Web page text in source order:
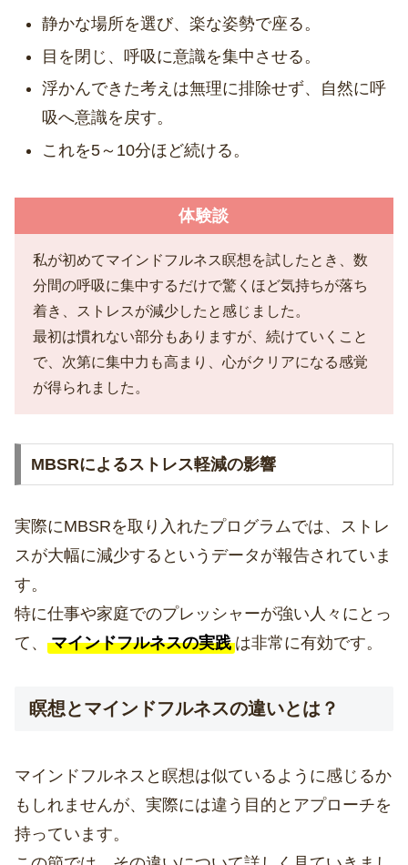
静かな場所を選び、楽な姿勢で座る。
目を閉じ、呼吸に意識を集中させる。
浮かんできた考えは無理に排除せず、自然に呼
吸へ意識を戻す。
これを5～10分ほど続ける。
体験談
私が初めてマインドフルネス瞑想を試したとき、数
分間の呼吸に集中するだけで驚くほど気持ちが落ち
着き、ストレスが減少したと感じました。
最初は慣れない部分もありますが、続けていくこと
で、次第に集中力も高まり、心がクリアになる感覚
が得られました。
MBSRによるストレス軽減の影響
実際にMBSRを取り入れたプログラムでは、ストレ
スが大幅に減少するというデータが報告されていま
す。
特に仕事や家庭でのプレッシャーが強い人々にとっ
て、
マインドフルネスの実践 は非常に有効です。
瞑想とマインドフルネスの違いとは？
マインドフルネスと瞑想は似ているように感じるか
もしれませんが、実際には違う目的とアプローチを
持っています。